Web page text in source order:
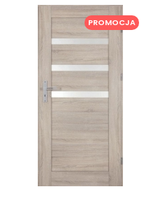
PROMOCJA